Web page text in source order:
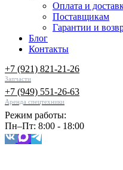
Оплата и
Поставщикам
Гарантии и
Блог
Контакты
+7 (921) 821-21-26
Запчасти
+7 (949) 551-26-63
Аренда спецтехники
Режим работы:
Пн–Пт: 8:00 - 18:00